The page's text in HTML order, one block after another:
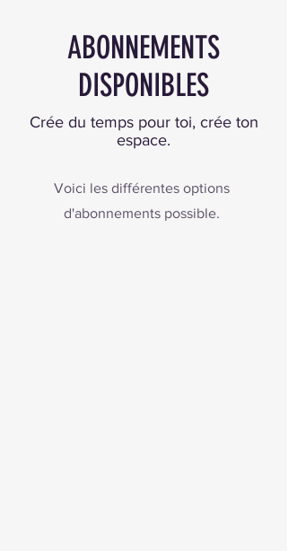
ABONNEMENTS
DISPONIBLES
Crée du temps pour toi, crée ton
espace.
Voici les différentes options
d'abonnements possible.